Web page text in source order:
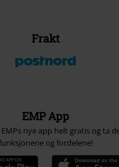
Frakt
EMP App
nye app helt gratis og ta
og fordelene!